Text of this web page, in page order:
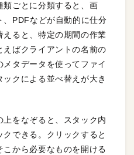
ごとに分類すると、画
PDFなどが自動的に仕分
ると、特定の期間の作業
ばクライアントの名前の
タデータを使ってファイ
クによる並べ替えが大き
上をなぞると、スタック内
できる。クリックすると
から必要なものを開ける